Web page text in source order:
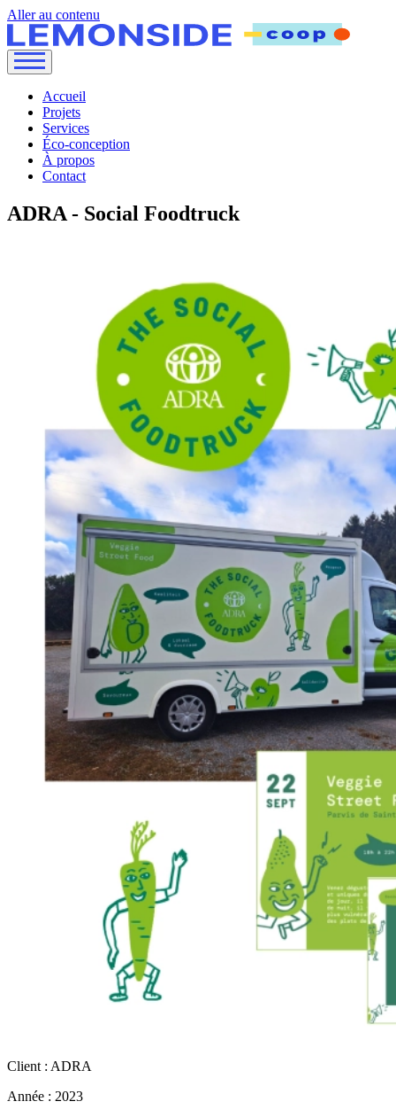
Aller au contenu
Accueil
Projets
Services
Éco-conception
À propos
Contact
ADRA - Social Foodtruck
Client : ADRA
Année : 2023